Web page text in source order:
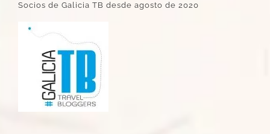
Socios de Galicia TB desde agosto de 2020